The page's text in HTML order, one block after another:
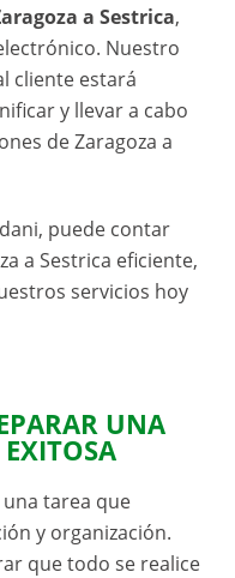
a Sestrica,
Nuestro
cliente estará
y llevar a cabo
de Zaragoza a
puede contar
a Sestrica eficiente,
servicios hoy
UNA
tarea que
y organización.
que todo se realice